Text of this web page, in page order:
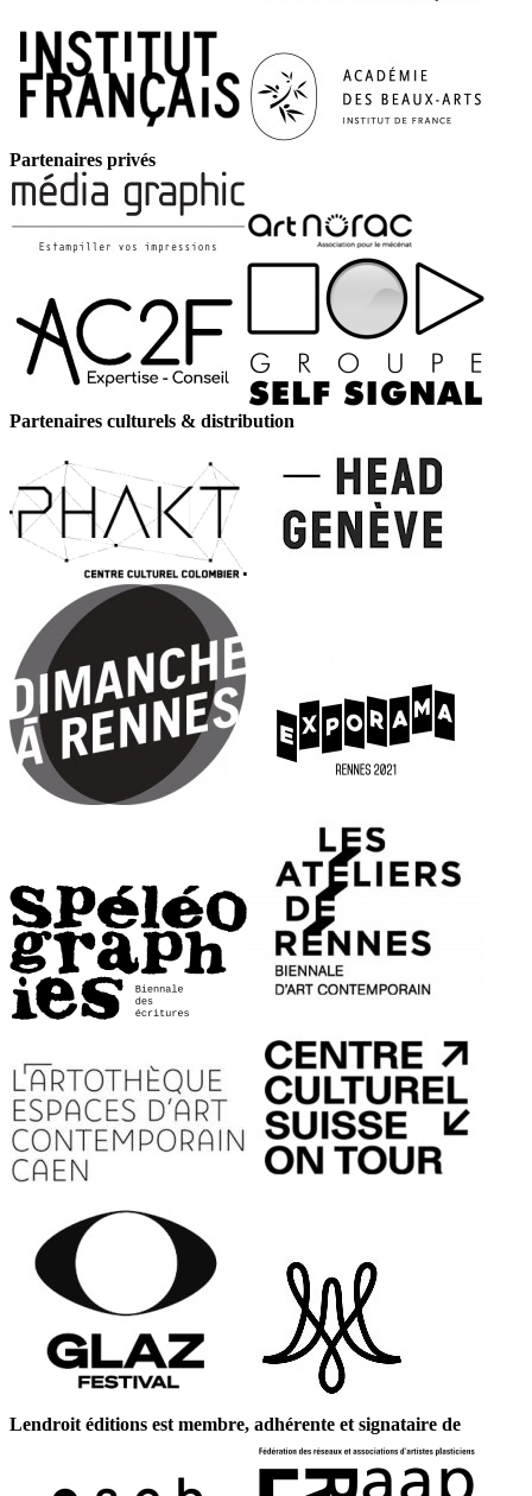
Partenaires privés
Partenaires culturels & distribution
Lendroit éditions est membre, adhérente et signataire de